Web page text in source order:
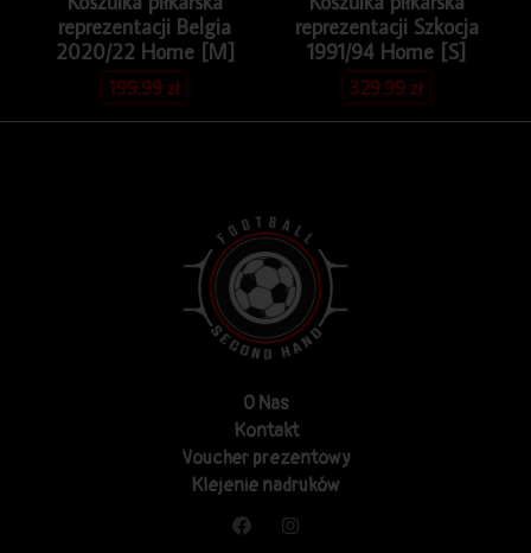
reprezentacji Belgia
2020/22 Home [M]
199.99zł
reprezentacji Szkocja
1991/94 Home [S]
329.99zł
O Nas
Kontakt
Voucher prezentowy
Klejenie nadruków